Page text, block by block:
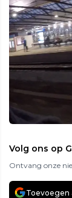
Volg ons op
Ontvang onze
Toevoegen